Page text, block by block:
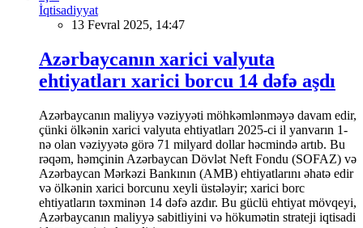
İqtisadiyyat
13 Fevral 2025, 14:47
Azərbaycanın xarici valyuta
ehtiyatları xarici borcu 14 dəfə aşdı
Azərbaycanın maliyyə vəziyyəti möhkəmlənməyə davam edir,
çünki ölkənin xarici valyuta ehtiyatları 2025-ci il yanvarın 1-
nə olan vəziyyətə görə 71 milyard dollar həcmində artıb. Bu
rəqəm, həmçinin Azərbaycan Dövlət Neft Fondu (SOFAZ) və
Azərbaycan Mərkəzi Bankının (AMB) ehtiyatlarını əhatə edir
və ölkənin xarici borcunu xeyli üstələyir; xarici borc
ehtiyatların təxminən 14 dəfə azdır. Bu güclü ehtiyat mövqeyi,
Azərbaycanın maliyyə sabitliyini və hökumətin strateji iqtisadi